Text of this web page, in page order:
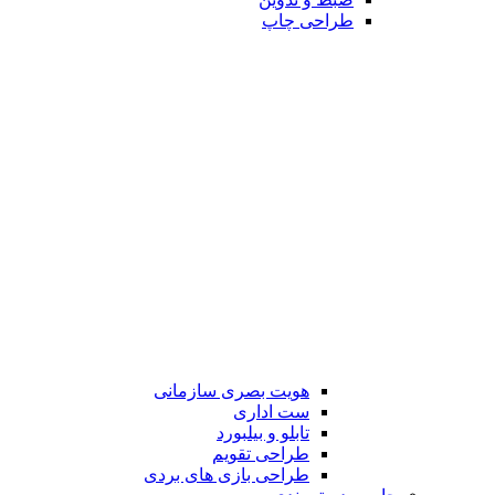
طراحی چاپ
هویت بصری سازمانی
ست اداری
تابلو و بیلبورد
طراحی تقویم
طراحی بازی های بردی